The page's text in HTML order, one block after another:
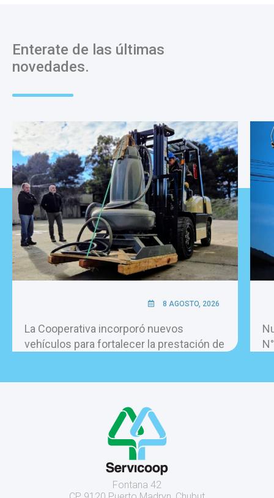
Enterate de las últimas
novedades.
8 AGOSTO, 2026
La Cooperativa incorporó nuevos
vehículos para fortalecer la prestación de
Fontana 42